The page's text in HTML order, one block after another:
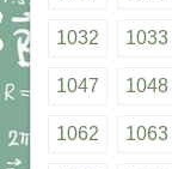
1032 1033
1047 1048
1062 1063